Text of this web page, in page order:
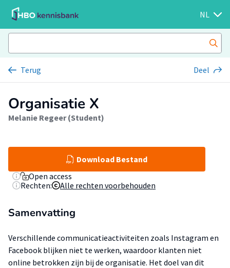
NL
Terug Deel
Organisatie X
Melanie Regeer (Student)
Download Bestand
Open access
Rechten:
Alle rechten voorbehouden
Samenvatting
Verschillende communicatieactiviteiten zoals Instagram en
Facebook blijken niet te werken, waardoor klanten niet
online betrokken zijn bij de organisatie. Het doel van dit